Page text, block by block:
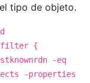
tipo de objeto.
-filter {
-eq
-properties